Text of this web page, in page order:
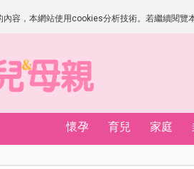
內容，本網站使用cookies分析技術。若繼續閱
懷孕 育兒 家庭